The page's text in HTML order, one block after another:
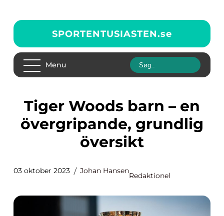
SPORTENTUSIASTEN.se
Menu
Tiger Woods barn – en
övergripande, grundlig
översikt
03 oktober 2023 Johan Hansen
Redaktionel